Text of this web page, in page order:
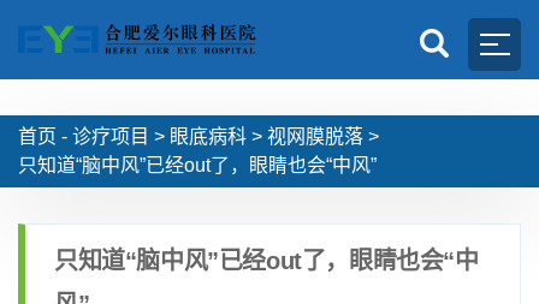
首页 - 诊疗项目 > 眼底病科 > 视网膜脱落 >
只知道“脑中风”已经out了，眼睛也会“中风”
只知道“脑中风”已经out了，眼睛也会“中